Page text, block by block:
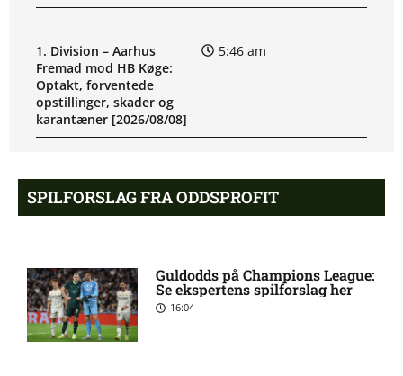
1. Division – Aarhus
Fremad mod HB Køge:
Optakt, forventede
opstillinger, skader og
karantæner [2026/08/08]
5:46 am
Atlético forbereder bud på
Tottenham-anfører
10:23 pm
målmand til Spanien
Roma enig med Atlético
SPILFORSLAG FRA ODDSPROFIT
Guldodds på Champions League:
Se ekspertens spilforslag her
16:04